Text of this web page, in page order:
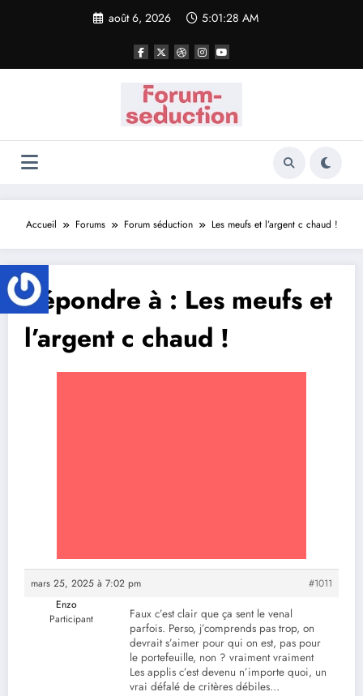
août 6, 2026 5:01:28 AM
Accueil Forums Forum séduction Les meufs et l’argent c chaud !
Répondre à : Les meufs et
l’argent c chaud !
mars 25, 2025 à 7:02 pm
#1011
Enzo
Participant
Faux c’est clair que ça sent le venal
parfois. Perso, j’comprends pas trop, on
devrait s’aimer pour qui on est, pas pour
le portefeuille, non ? vraiment vraiment
Les applis c’est devenu n’importe quoi, un
vrai défalé de critères débiles…